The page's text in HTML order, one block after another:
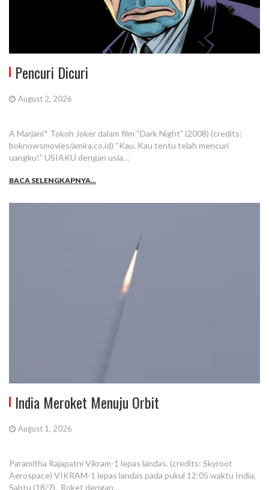
Pencuri Dicuri
August 2, 2026
A Marjani* Tokoh Joker dalam film “Dark Night” (2008) (credits:
boknowsmovies/amira.co.id) “Kau. Kau tentu telah mencuri
uangku!” USIAKU dengan usia…
BACA SELENGKAPNYA...
India Meroket Menuju Orbit
August 1, 2026
Paramitha Rajapatni Vikram-1 lepas landas. (credits: Skyroot
Aerospace) VIKRAM-1 lepas landas pada pukul 12:05 waktu India,
Sabtu (18/7). Roket dengan…